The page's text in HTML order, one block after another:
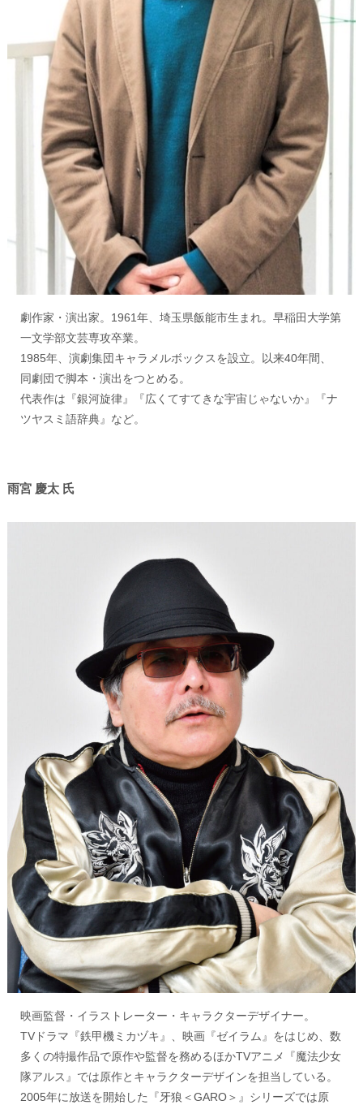
劇作家・演出家。1961年、埼玉県飯能市生まれ。早稲田大学第
一文学部文芸専攻卒業。
1985年、演劇集団キャラメルボックスを設立。以来40年間、
同劇団で脚本・演出をつとめる。
代表作は『銀河旋律』『広くてすてきな宇宙じゃないか』『ナ
ツヤスミ語辞典』など。
雨宮 慶太 氏
映画監督・イラストレーター・キャラクターデザイナー。
TVドラマ『鉄甲機ミカヅキ』、映画『ゼイラム』をはじめ、数
多くの特撮作品で原作や監督を務めるほかTVアニメ『魔法少女
隊アルス』では原作とキャラクターデザインを担当している。
2005年に放送を開始した『牙狼＜GARO＞』シリーズでは原